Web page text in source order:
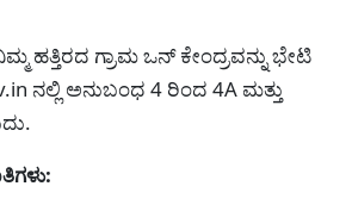
ಹತ್ತಿರದ ಗ್ರಾಮ ಒನ್ ಕೇಂದ್ರವನ್ನು ಭೇಟಿ
ನಲ್ಲಿ ಅನುಬಂಧ 4 ರಿಂದ 4A ಮತ್ತು